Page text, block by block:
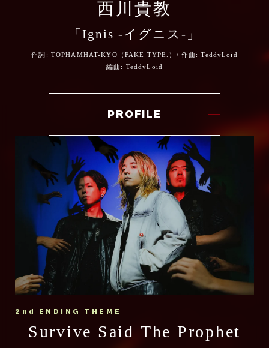
ス」を主催、以降地元自治体の協力のもと毎年
令和二(2020)年度滋賀県文化功労賞受賞。令和
六(2024)年11月、野洲市市民栄誉賞受賞。
公式X（旧Twitter）
公式Instagram
公式YouTube
ARTIST COMMENT
「Ignis -イグニス-」で『炎炎ノ消防隊 参ノ
章』第2クール オープニングテーマを担当さ
せていただく、西川貴教です。
作品が遂にクライマックスへ向かう中、その
公式 HP
公式X（旧Twitter）
公式TikTok
ARTIST COMMENT
日本にいるとアニメ／漫画を好きになる機会
が多いと思いますが、ここまで愛す作品に出
会い楽曲を作る機会をもらえた事を心の奥底
から感謝してます！
ずっとコラボをしたかった先輩そして永遠の
ライバルMasato をトラックに迎えてシーズ
ン2からのシーズン3、そしてフィナーレの旅
TikTok
Instagram(オフィシャル)
ARTIST COMMENT
うれしいことに炎のご縁があったのか、今回
「強火」と言う楽曲を書かせて頂きました。
心をコンロに見立ててみると、誰しも一番最
初は思いっきりスイッチをひねって点火する
筈。
どんなにやるせ無い戦いのなかでも、生活の
なかでも、何度でも火を起こしていたい。
どこか静かでありながらも灼熱なこの楽曲
が、作品世界で流れることを、たのしみにし
ARTIST COMMENT
アニメ炎炎ノ消防隊 参ノ章 第1クールEDに
まず素直にファンです。
少年漫画的なアツさを十二分に纏いながら、
トンガりきってるダークファンタジー。
ズラしまくりなのに王道、なんか変なのに超
愛すべきキャラたち、ダークさの中にあるポ
ップで洒落たあじつけ・・・。
そして主人公がギザ歯・・・・。ぼくの求め
ていた漫画がここにあった。
そして何より度肝抜かれた、今回のアニメで
描かれるであろう漫画史に残る衝撃のシー
ン・・・・。
@fireforce_pr @fireforce_pr
西川貴教
「Ignis -イグニス-」
作詞: TOPHAMHAT-KYO（FAKE TYPE.）/ 作曲: TeddyLoid
編曲: TeddyLoid
PROFILE
2nd ENDING THEME
Survive Said The Prophet